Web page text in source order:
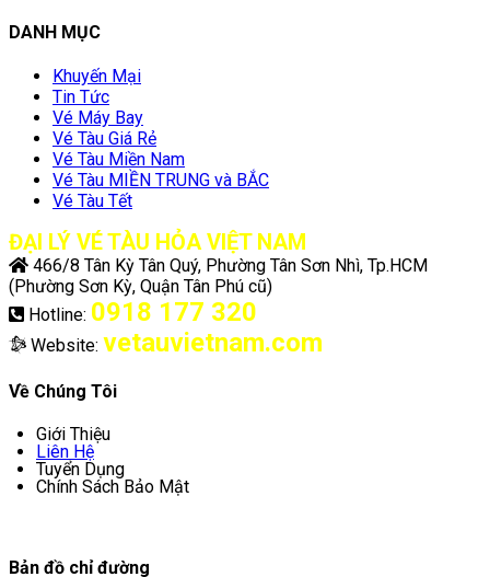
DANH MỤC
Khuyến Mại
Tin Tức
Vé Máy Bay
Vé Tàu Giá Rẻ
Vé Tàu Miền Nam
Vé Tàu MIỀN TRUNG và BẮC
Vé Tàu Tết
ĐẠI LÝ VÉ TÀU HỎA VIỆT NAM
466/8 Tân Kỳ Tân Quý, Phường Tân Sơn Nhì, Tp.HCM
(Phường Sơn Kỳ, Quận Tân Phú cũ)
Hotline: 0918 177 320
Website: vetauvietnam.com
Về Chúng Tôi
Giới Thiệu
Liên Hệ
Tuyển Dụng
Chính Sách Bảo Mật
Bản đồ chỉ đường